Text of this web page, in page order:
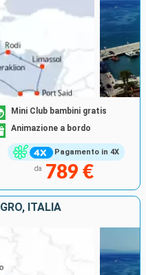
Pagamento in 4X
Mini Club bambini gratis
Animazione a bordo
da 789 €
ITALIA